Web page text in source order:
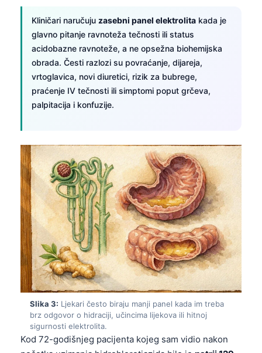
Kliničari naručuju zasebni panel elektrolita kada je
glavno pitanje ravnoteža tečnosti ili status
acidobazne ravnoteže, a ne opsežna biohemijska
obrada. Česti razlozi su povraćanje, dijareja,
vrtoglavica, novi diuretici, rizik za bubrege,
praćenje IV tečnosti ili simptomi poput grčeva,
palpitacija i konfuzije.
Slika 3: Ljekari često biraju manji panel kada im treba
brz odgovor o hidraciji, učincima lijekova ili hitnoj
sigurnosti elektrolita.
Kod 72-godišnjeg pacijenta kojeg sam vidio nakon